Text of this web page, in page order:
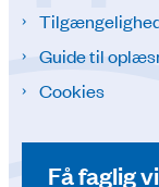
Guide til
Cookies
Få faglig